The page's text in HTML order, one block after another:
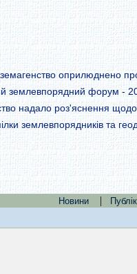
оприлюднено
землевпорядний форум -
надало роз'яснення щодо
землевпорядників та
Новини |